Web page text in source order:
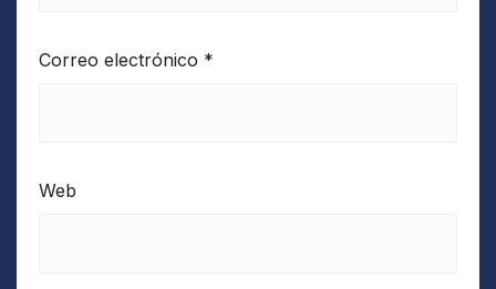
Correo electrónico *
Web